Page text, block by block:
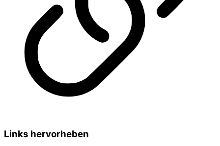
Links hervorheben